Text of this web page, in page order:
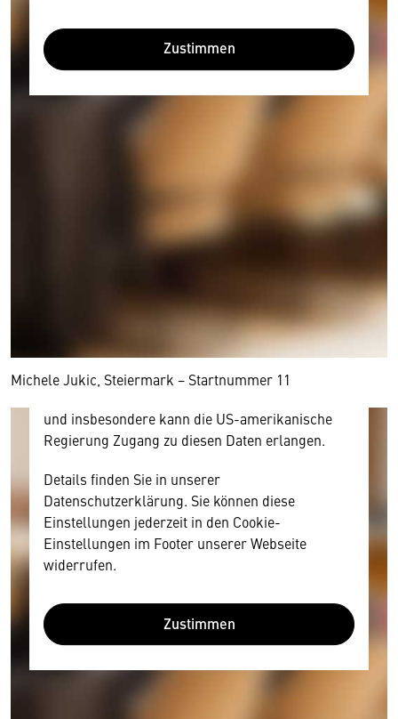
Zustimmen
Michele Jukic, Steiermark − Startnummer 11
Wir benötigen Ihre Zustimmung
Hier würden wir Ihnen gerne einen externen
personenbezogene technische Daten zu Geräten
und Nutzerverhalten mitunter mit US-
amerikanischen Anbietern austauscht.
Diese Daten unterliegen keinem dem EU-
und insbesondere kann die US-amerikanische
Regierung Zugang zu diesen Daten erlangen.
Details finden Sie in unserer
Datenschutzerklärung. Sie können diese
Einstellungen jederzeit in den Cookie-
Einstellungen im Footer unserer Webseite
widerrufen.
Zustimmen